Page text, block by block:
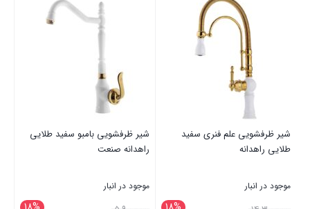
شیر ظرفشویی علم فنری سفید
طلایی راهدانه
موجود در انبار
شیر ظرفشویی بامبو سفید طلایی
راهدانه صنعت
موجود در انبار